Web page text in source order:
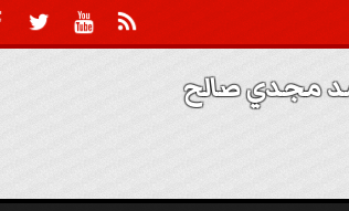
 

مجدي صالح